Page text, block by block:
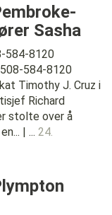
Sasha
584-8120
584-8120
Timothy J. Cruz i
Richard
stolte over å
| ... 24.